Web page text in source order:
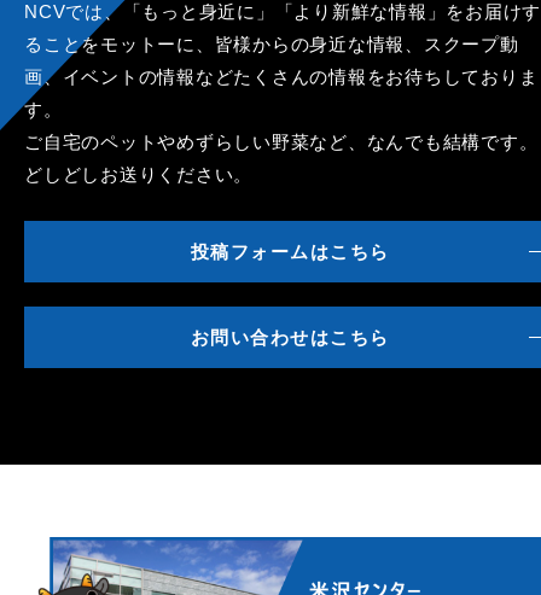
NCVでは、「もっと身近に」「より新鮮な情報」をお届けす
ることをモットーに、皆様からの身近な情報、スクープ動
画、イベントの情報などたくさんの情報をお待ちしておりま
す。
ご自宅のペットやめずらしい野菜など、なんでも結構です。
どしどしお送りください。
投稿フォームはこちら
お問い合わせはこちら